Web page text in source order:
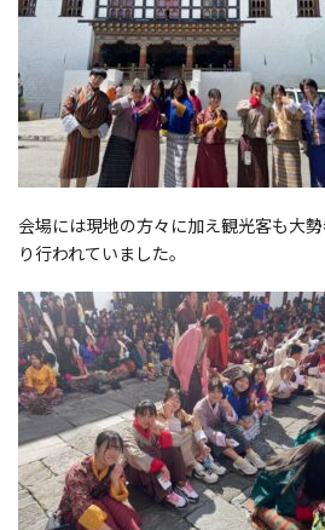
会場には現地の方々に加え観光客も大
り行われていました。